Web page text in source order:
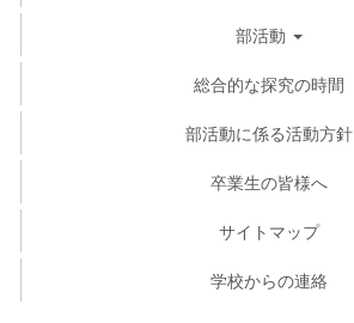
部活動
総合的な探究の時間
部活動に係る活動方針
卒業生の皆様へ
サイトマップ
学校からの連絡